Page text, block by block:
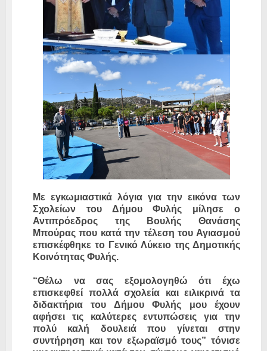
Με εγκωμιαστικά λόγια για την εικόνα των
Σχολείων του Δήμου Φυλής μίλησε ο
Αντιπρόεδρος της Βουλής Θανάσης
Μπούρας που κατά την τέλεση του Αγιασμού
επισκέφθηκε το Γενικό Λύκειο της Δημοτικής
Κοινότητας Φυλής.
“Θέλω να σας εξομολογηθώ ότι έχω
επισκεφθεί πολλά σχολεία και ειλικρινά τα
διδακτήρια του Δήμου Φυλής μου έχουν
αφήσει τις καλύτερες εντυπώσεις για την
πολύ καλή δουλειά που γίνεται στην
συντήρηση και τον εξωραϊσμό τους” τόνισε